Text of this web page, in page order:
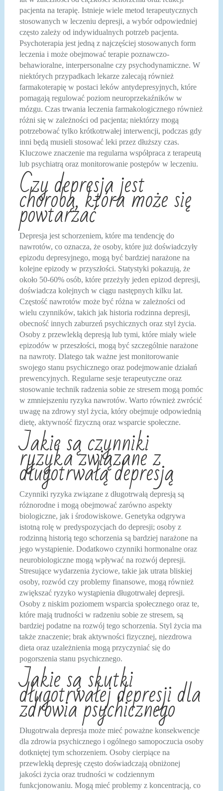
pacjenta na terapię. Istnieje wiele metod terapeutycznych
stosowanych w leczeniu depresji, a wybór odpowiedniej
często zależy od indywidualnych potrzeb pacjenta.
Psychoterapia jest jedną z najczęściej stosowanych form
leczenia i może obejmować terapie poznawczo-
behawioralne, interpersonalne czy psychodynamiczne. W
niektórych przypadkach lekarze zalecają również
farmakoterapię w postaci leków antydepresyjnych, które
pomagają regulować poziom neuroprzekaźników w
mózgu. Czas trwania leczenia farmakologicznego również
różni się w zależności od pacjenta; niektórzy mogą
potrzebować tylko krótkotrwałej interwencji, podczas gdy
inni będą musieli stosować leki przez dłuższy czas.
Kluczowe znaczenie ma regularna współpraca z terapeutą
lub psychiatrą oraz monitorowanie postępów w leczeniu.
Czy depresja jest
chorobą, która może się
powtarzać
Depresja jest schorzeniem, które ma tendencję do
nawrotów, co oznacza, że osoby, które już doświadczyły
epizodu depresyjnego, mogą być bardziej narażone na
kolejne epizody w przyszłości. Statystyki pokazują, że
około 50-60% osób, które przeżyły jeden epizod depresji,
doświadcza kolejnych w ciągu następnych kilku lat.
Częstość nawrotów może być różna w zależności od
wielu czynników, takich jak historia rodzinna depresji,
obecność innych zaburzeń psychicznych oraz styl życia.
Osoby z przewlekłą depresją lub tymi, które miały wiele
epizodów w przeszłości, mogą być szczególnie narażone
na nawroty. Dlatego tak ważne jest monitorowanie
swojego stanu psychicznego oraz podejmowanie działań
prewencyjnych. Regularne sesje terapeutyczne oraz
stosowanie technik radzenia sobie ze stresem mogą pomóc
w zmniejszeniu ryzyka nawrotów. Warto również zwrócić
uwagę na zdrowy styl życia, który obejmuje odpowiednią
dietę, aktywność fizyczną oraz wsparcie społeczne.
Jakie są czynniki
ryzyka związane z
długotrwałą depresją
Czynniki ryzyka związane z długotrwałą depresją są
różnorodne i mogą obejmować zarówno aspekty
biologiczne, jak i środowiskowe. Genetyka odgrywa
istotną rolę w predyspozycjach do depresji; osoby z
rodzinną historią tego schorzenia są bardziej narażone na
jego wystąpienie. Dodatkowo czynniki hormonalne oraz
neurobiologiczne mogą wpływać na rozwój depresji.
Stresujące wydarzenia życiowe, takie jak utrata bliskiej
osoby, rozwód czy problemy finansowe, mogą również
zwiększać ryzyko wystąpienia długotrwałej depresji.
Osoby z niskim poziomem wsparcia społecznego oraz te,
które mają trudności w radzeniu sobie ze stresem, są
bardziej podatne na rozwój tego schorzenia. Styl życia ma
także znaczenie; brak aktywności fizycznej, niezdrowa
dieta oraz uzależnienia mogą przyczyniać się do
pogorszenia stanu psychicznego.
Jakie są skutki
długotrwałej depresji dla
zdrowia psychicznego
Długotrwała depresja może mieć poważne konsekwencje
dla zdrowia psychicznego i ogólnego samopoczucia osoby
dotkniętej tym schorzeniem. Osoby cierpiące na
przewlekłą depresję często doświadczają obniżonej
jakości życia oraz trudności w codziennym
funkcjonowaniu. Mogą mieć problemy z koncentracją, co